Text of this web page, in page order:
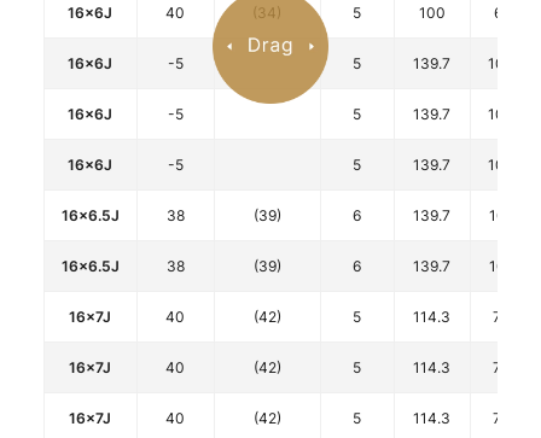
16x6J 40 (34) 5 100 67.1
16x6J -5 5 139.7 108.8
16x6J -5 5 139.7 108.8
16x6J -5 5 139.7 108.8
16x6.5J 38 (39) 6 139.7 106.1
16x6.5J 38 (39) 6 139.7 106.1
16x7J 40 (42) 5 114.3 73.1
16x7J 40 (42) 5 114.3 73.1
16x7J 40 (42) 5 114.3 73.1